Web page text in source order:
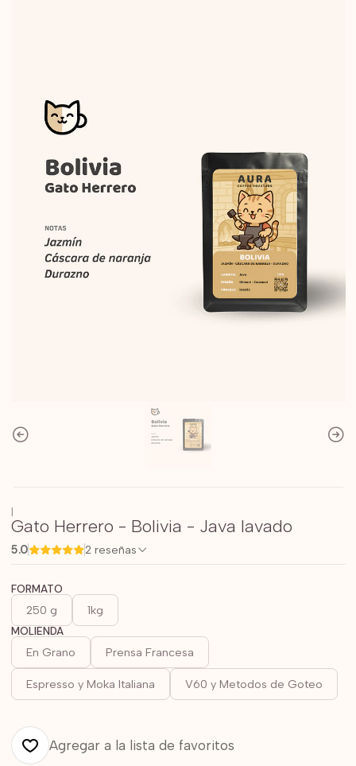
|
Gato Herrero - Bolivia - Java lavado
5.0 2 reseñas
FORMATO
250 g 1kg
MOLIENDA
En Grano Prensa Francesa
Espresso y Moka Italiana V60 y Metodos de Goteo
Agregar a la lista de favoritos